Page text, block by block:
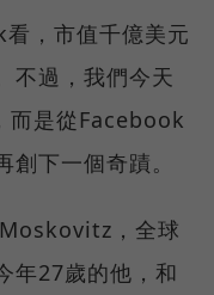
，市值千億美元
不過，我們今天
而是從Facebook
下一個奇蹟。
，全球
年27歲的他，和